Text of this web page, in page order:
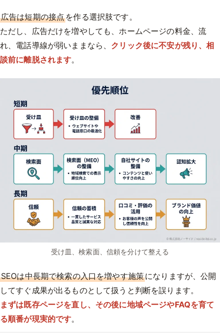
広告は短期の接点を作る選択肢です。
ただし、広告だけを増やしても、ホームページの料金、流
れ、電話導線が弱いままなら、 クリック後に不安が残り、相
談前に離脱されます。
受け皿、検索面、信頼を分けて整える
SEOは中長期で検索の入口を増やす施策になりますが、公開
してすぐ成果が出るものとして扱うと判断を誤ります。
まずは既存ページを直し、その後に地域ページやFAQを育て
る順番が現実的です。